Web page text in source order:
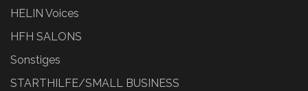
HELIN Voices
HFH SALONS
Sonstiges
STARTHILFE/SMALL BUSINESS